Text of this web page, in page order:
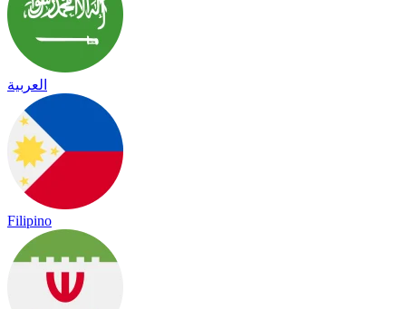
العربية
Filipino